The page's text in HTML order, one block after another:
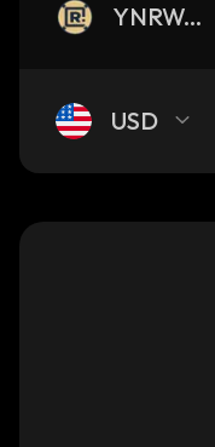
YNRWAX
USD